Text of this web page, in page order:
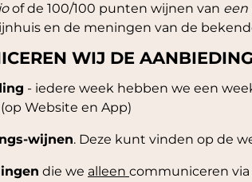
of de 100/100 punten wijnen van een
en de meningen van de
WIJ DE
- iedere week hebben we een
Website en App)
wijnen. Deze kunt vinden op de
die we alleen communiceren via